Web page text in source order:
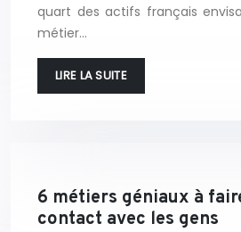
quart des actifs français
métier…
LIRE LA SUITE
6 métiers géniaux à
contact avec les gens